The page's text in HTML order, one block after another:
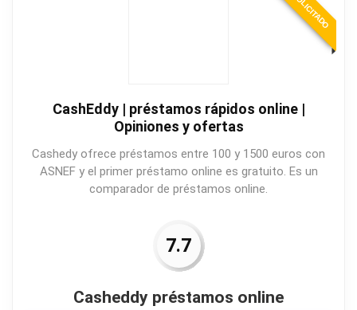
CashEddy | préstamos rápidos online |
Opiniones y ofertas
Cashedy ofrece préstamos entre 100 y 1500 euros con
ASNEF y el primer préstamo online es gratuito. Es un
comparador de préstamos online.
7.7
Casheddy préstamos online